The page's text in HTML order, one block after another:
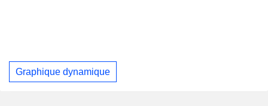
Graphique dynamique